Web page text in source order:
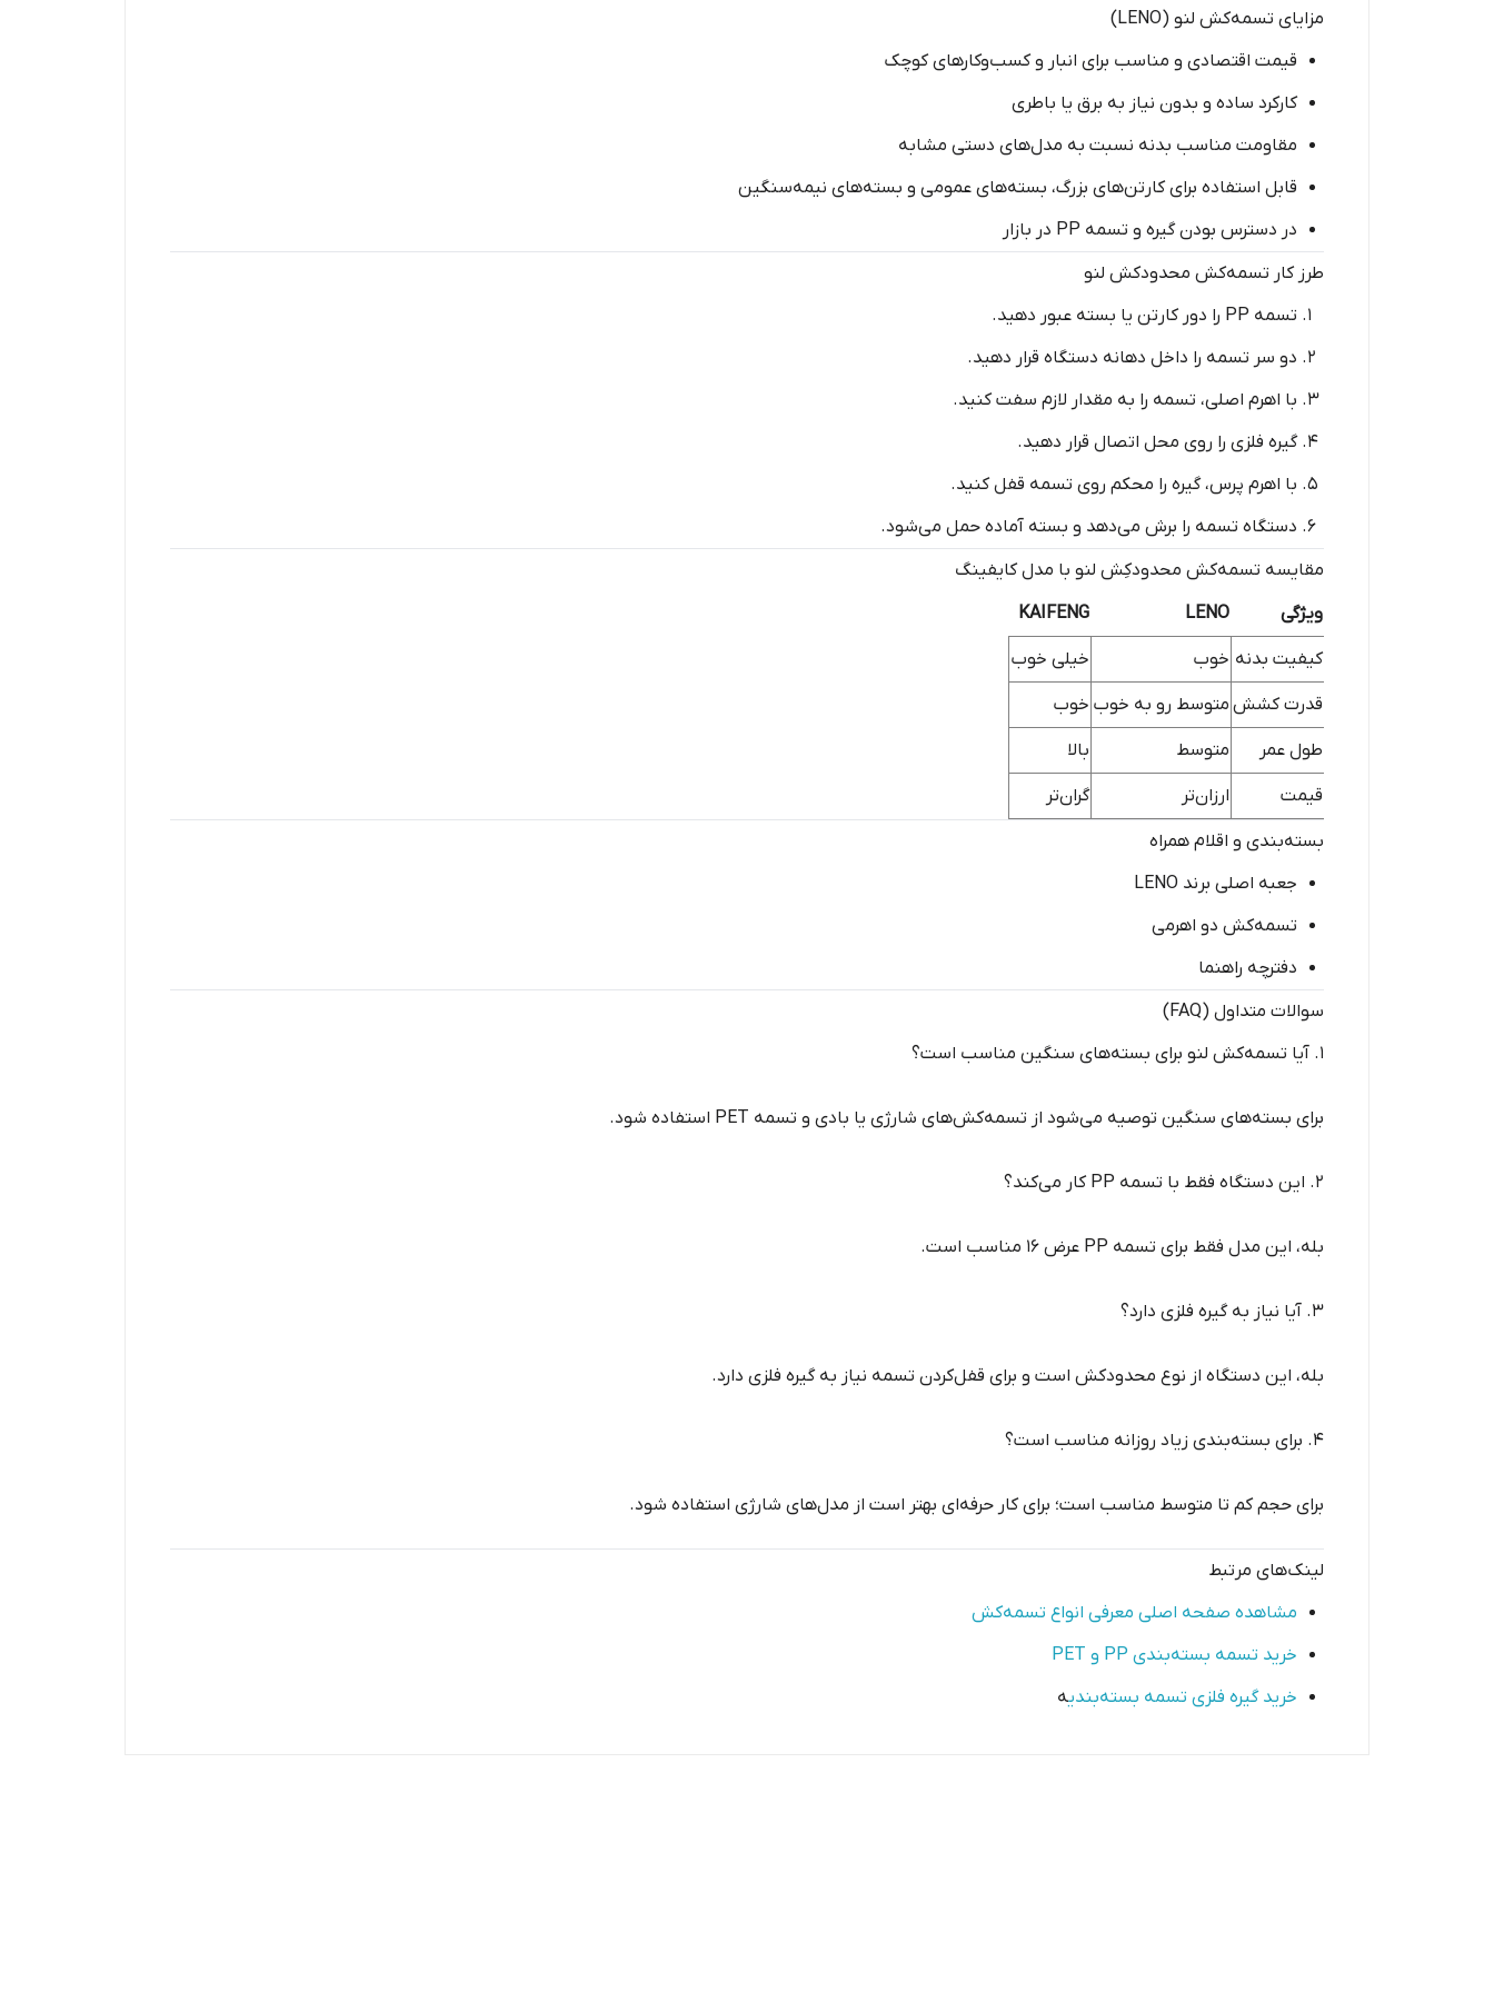
مزایای تسمه‌کش لنو (LENO)
قیمت اقتصادی و مناسب برای انبار و کسب‌وکارهای کوچک
کارکرد ساده و بدون نیاز به برق یا باطری
مقاومت مناسب بدنه نسبت به مدل‌های دستی مشابه
قابل استفاده برای کارتن‌های بزرگ، بسته‌های عمومی و بسته‌های نیمه‌سنگین
در دسترس بودن گیره و تسمه PP در بازار
طرز کار تسمه‌کش محدودکش لنو
تسمه PP را دور کارتن یا بسته عبور دهید.
دو سر تسمه را داخل دهانه دستگاه قرار دهید.
با اهرم اصلی، تسمه را به مقدار لازم سفت کنید.
گیره فلزی را روی محل اتصال قرار دهید.
با اهرم پرس، گیره را محکم روی تسمه قفل کنید.
دستگاه تسمه را برش می‌دهد و بسته آماده حمل می‌شود.
مقایسه تسمه‌کش محدودکِش لنو با مدل کایفینگ
ویژگی
LENO
KAIFENG
کیفیت بدنه خوب خیلی خوب
قدرت کشش متوسط رو به خوب خوب
طول عمر متوسط بالا
قیمت ارزان‌تر گران‌تر
بسته‌بندی و اقلام همراه
جعبه اصلی برند LENO
تسمه‌کش دو اهرمی
دفترچه راهنما
سوالات متداول (FAQ)
1. آیا تسمه‌کش لنو برای بسته‌های سنگین مناسب است؟
برای بسته‌های سنگین توصیه می‌شود از تسمه‌کش‌های شارژی یا بادی و تسمه PET استفاده شود.
2. این دستگاه فقط با تسمه PP کار می‌کند؟
بله، این مدل فقط برای تسمه PP عرض 16 مناسب است.
3. آیا نیاز به گیره فلزی دارد؟
بله، این دستگاه از نوع محدودکش است و برای قفل‌کردن تسمه نیاز به گیره فلزی دارد.
4. برای بسته‌بندی زیاد روزانه مناسب است؟
برای حجم کم تا متوسط مناسب است؛ برای کار حرفه‌ای بهتر است از مدل‌های شارژی استفاده شود.
لینک‌های مرتبط
مشاهده صفحه اصلی معرفی انواع تسمه‌کش
خرید تسمه بسته‌بندی PP و PET
خرید گیره فلزی تسمه بسته‌بندیه